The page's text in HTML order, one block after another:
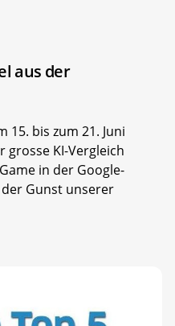
aus der
15. bis zum 21. Juni
grosse KI-Vergleich
in der Google-
Gunst unserer